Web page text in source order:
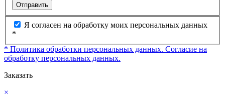
Отправить
Я согласен на обработку моих персональных данных
*
* Политика обработки персональных данных. Согласие на
обработку персональных данных.
Заказать